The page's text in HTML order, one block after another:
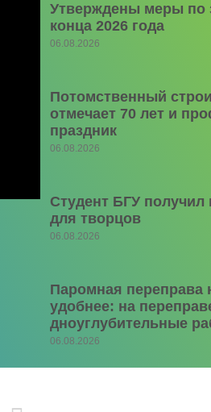
Утверждены меры по
конца 2026 года
06.08.2026
Потомственный
отмечает 70 лет и
праздник
06.08.2026
Студент БГУ
для творцов
06.08.2026
Паромная переправа
удобнее: на
дноуглубительные
06.08.2026